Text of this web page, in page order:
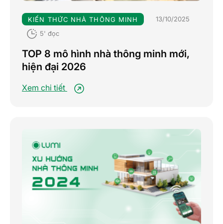
KIẾN THỨC NHÀ THÔNG MINH
13/10/2025
5' đọc
TOP 8 mô hình nhà thông minh mới,
hiện đại 2026
Xem chi tiết